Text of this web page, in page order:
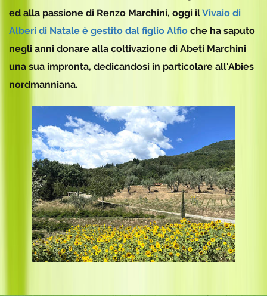
ed alla passione di Renzo Marchini, oggi ilVivaio di
Alberi di Natale è gestito dal figlio Alfio che ha saputo
negli anni donare alla coltivazione di Abeti Marchini
una sua impronta, dedicandosi in particolare all'Abies
nordmanniana.
Vivaio Abeti dal 1958